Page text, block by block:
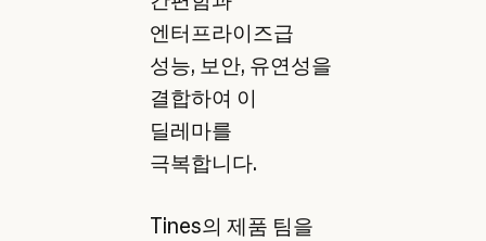
엔터프라이즈급
성능, 보안, 유연성을
결합하여 이
딜레마를
극복합니다.
Tines의 제품 팀을